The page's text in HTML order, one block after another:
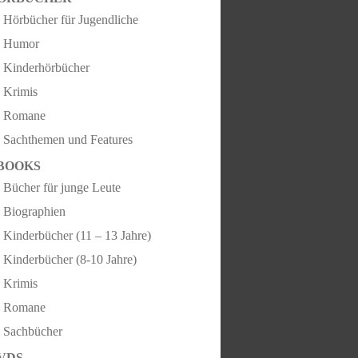
Hörbücher für Jugendliche
Humor
Kinderhörbücher
Krimis
Romane
Sachthemen und Features
Bücher für junge Leute
Biographien
Kinderbücher (11 – 13 Jahre)
Kinderbücher (8-10 Jahre)
Krimis
Romane
Sachbücher